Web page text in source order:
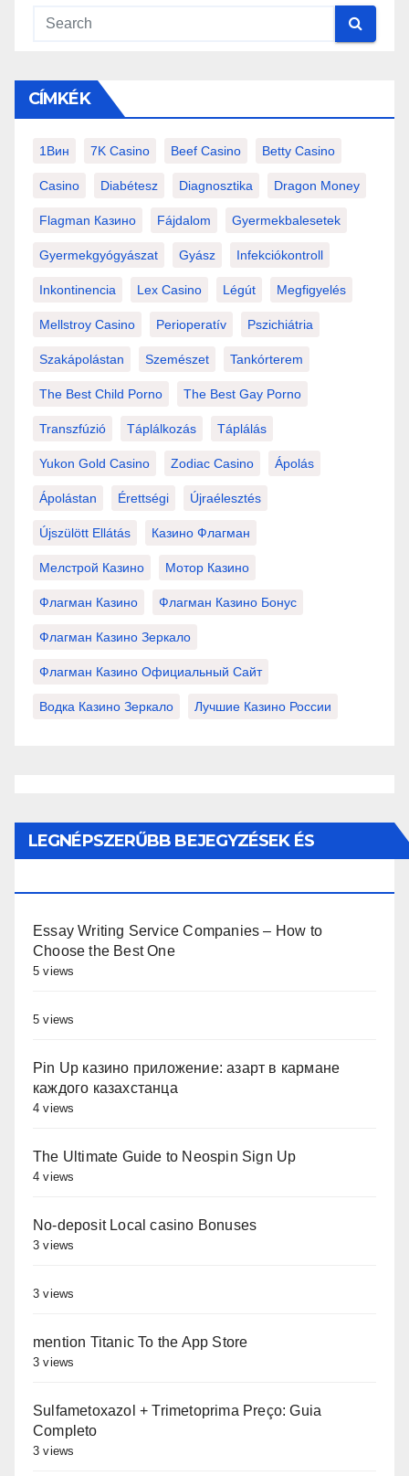
CÍMKÉK
1Вин 7K Casino Beef Casino Betty Casino
Casino Diabétesz Diagnosztika Dragon Money
Flagman Казино Fájdalom Gyermekbalesetek
Gyermekgyógyászat Gyász Infekciókontroll
Inkontinencia Lex Casino Légút Megfigyelés
Mellstroy Casino Perioperatív Pszichiátria
Szakápolástan Szemészet Tankórterem
The Best Child Porno The Best Gay Porno
Transzfúzió Táplálkozás Táplálás
Yukon Gold Casino Zodiac Casino Ápolás
Ápolástan Érettségi Újraélesztés
Újszülött Ellátás Казино Флагман
Мелстрой Казино Мотор Казино
Флагман Казино Флагман Казино Бонус
Флагман Казино Зеркало
Флагман Казино Официальный Сайт
Водка Казино Зеркало Лучшие Казино России
LEGNÉPSZERŰBB BEJEGYZÉSEK ÉS
Essay Writing Service Companies – How to
Choose the Best One
5 views
5 views
Pin Up казино приложение: азарт в кармане
каждого казахстанца
4 views
The Ultimate Guide to Neospin Sign Up
4 views
No-deposit Local casino Bonuses
3 views
3 views
‎‎mention Titanic To the App Store
3 views
Sulfametoxazol + Trimetoprima Preço: Guia
Completo
3 views